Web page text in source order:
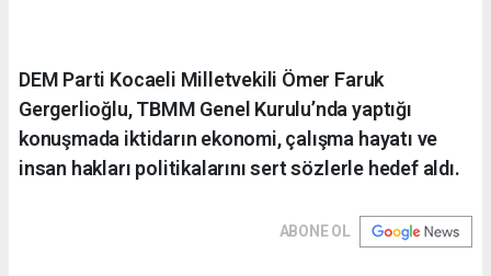
DEM Parti Kocaeli Milletvekili Ömer Faruk
Gergerlioğlu, TBMM Genel Kurulu’nda yaptığı
konuşmada iktidarın ekonomi, çalışma hayatı ve
insan hakları politikalarını sert sözlerle hedef aldı.
ABONE OL